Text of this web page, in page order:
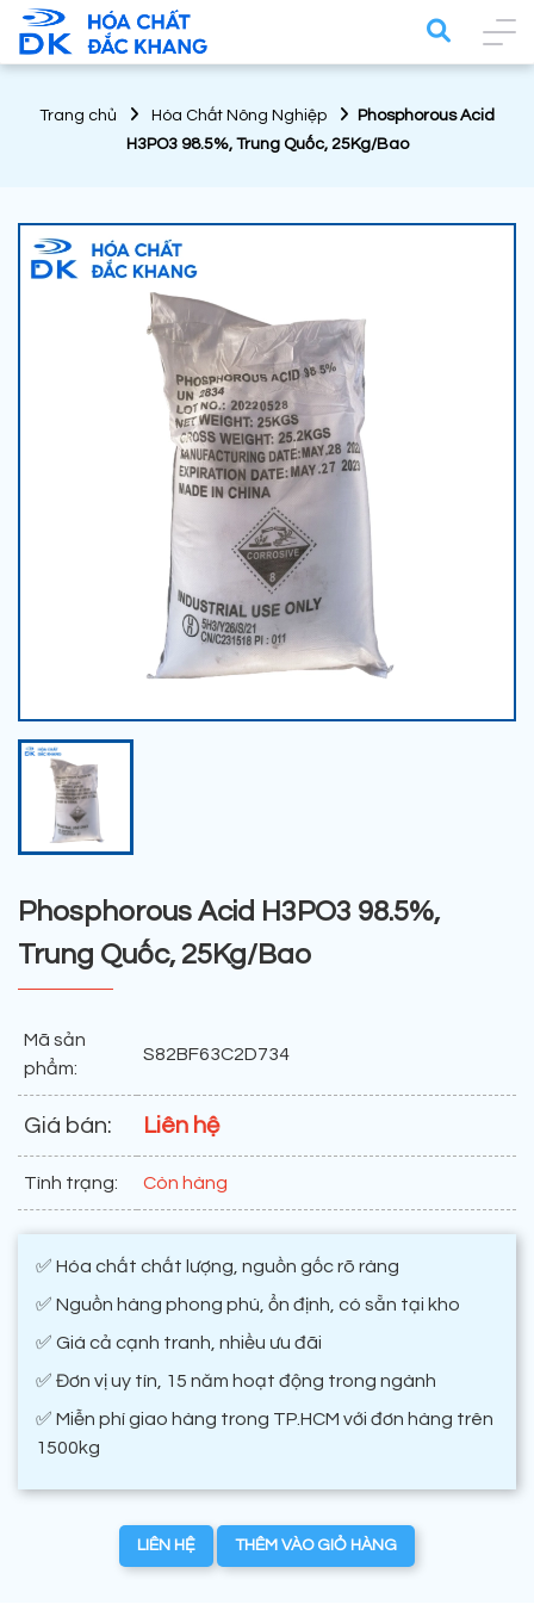
Trang chủ Hóa Chất Nông Nghiệp
Phosphorous Acid
H3PO3 98.5%, Trung Quốc, 25Kg/Bao
Phosphorous Acid H3PO3 98.5%,
Trung Quốc, 25Kg/Bao
Mã sản
phẩm:
S82BF63C2D734
Giá bán: Liên hệ
Tình trạng: Còn hàng
✅ Hóa chất chất lượng, nguồn gốc rõ ràng
✅ Nguồn hàng phong phú, ổn định, có sẵn tại kho
✅ Giá cả cạnh tranh, nhiều ưu đãi
✅ Đơn vị uy tín, 15 năm hoạt động trong ngành
✅ Miễn phí giao hàng trong TP.HCM với đơn hàng trên
1500kg
LIÊN HỆ THÊM VÀO GIỎ HÀNG